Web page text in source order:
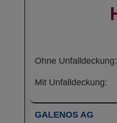
Ohne Unfalldeckung:
Mit Unfalldeckung:
GALENOS AG